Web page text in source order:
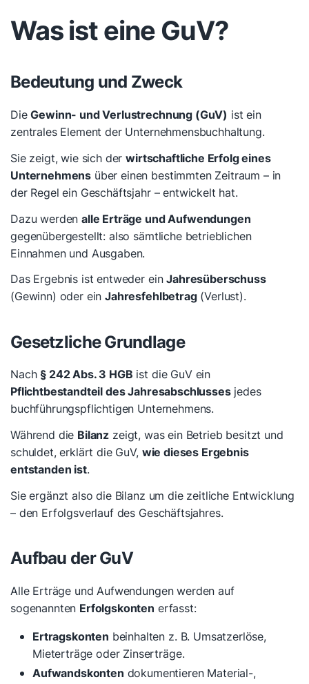
Was ist eine GuV?
Bedeutung und Zweck
DieGewinn- und Verlustrechnung (GuV) ist ein
zentrales Element der Unternehmensbuchhaltung.
Sie zeigt, wie sich derwirtschaftliche Erfolg eines
Unternehmens über einen bestimmten Zeitraum – in
der Regel ein Geschäftsjahr – entwickelt hat.
Dazu werdenalle Erträge und Aufwendungen
gegenübergestellt: also sämtliche betrieblichen
Einnahmen und Ausgaben.
Das Ergebnis ist entweder einJahresüberschuss
(Gewinn) oder einJahresfehlbetrag(Verlust).
Gesetzliche Grundlage
Nach § 242 Abs. 3 HGB ist die GuV ein
Pflichtbestandteil des Jahresabschlussesjedes
buchführungspflichtigen Unternehmens.
Während die Bilanz zeigt, was ein Betrieb besitzt und
schuldet, erklärt die GuV, wie dieses Ergebnis
entstanden ist.
Sie ergänzt also die Bilanz um die zeitliche Entwicklung
– den Erfolgsverlauf des Geschäftsjahres.
Aufbau der GuV
Alle Erträge und Aufwendungen werden auf
sogenannten Erfolgskonten erfasst:
Ertragskonten beinhalten z. B. Umsatzerlöse,
Mieterträge oder Zinserträge.
Aufwandskonten dokumentieren Material-,